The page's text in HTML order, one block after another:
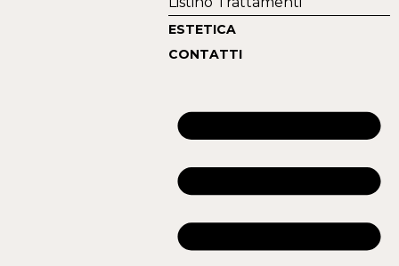
ESTETICA
CONTATTI